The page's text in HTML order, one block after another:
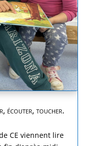
écouter, toucher.
CE viennent lire